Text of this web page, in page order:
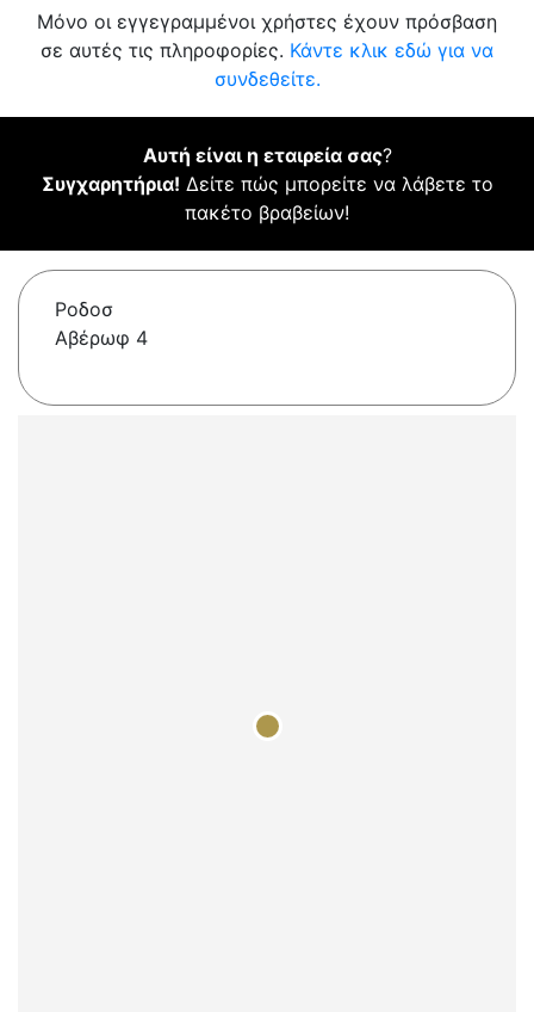
Μόνο οι εγγεγραμμένοι χρήστες έχουν πρόσβαση
σε αυτές τις πληροφορίες. Κάντε κλικ εδώ για να
συνδεθείτε.
Αυτή είναι η εταιρεία σας?
Συγχαρητήρια! Δείτε πώς μπορείτε να λάβετε το
πακέτο βραβείων!
Ροδοσ
Αβέρωφ 4